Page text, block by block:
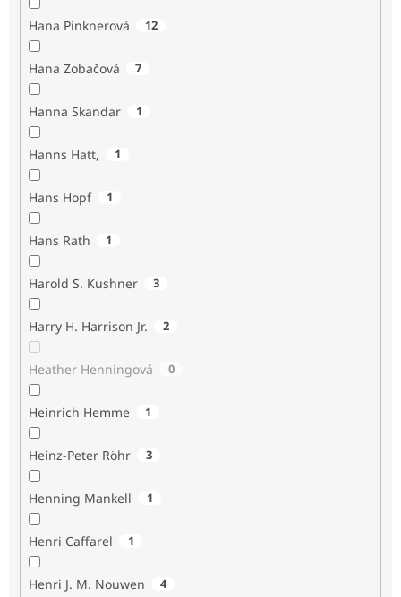
Hana Pinknerová 12
Hana Zobačová 7
Hanna Skandar 1
Hanns Hatt, 1
Hans Hopf 1
Hans Rath 1
Harold S. Kushner 3
Harry H. Harrison Jr. 2
Heather Henningová 0
Heinrich Hemme 1
Heinz-Peter Röhr 3
Henning Mankell 1
Henri Caffarel 1
Henri J. M. Nouwen 4